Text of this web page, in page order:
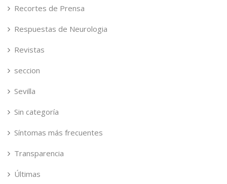
Recortes de Prensa
Respuestas de Neurologia
Revistas
seccion
Sevilla
Sin categoría
Síntomas más frecuentes
Transparencia
Últimas